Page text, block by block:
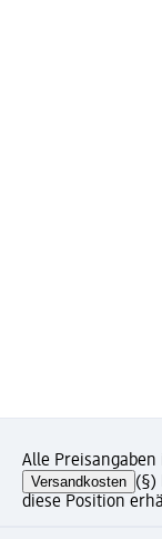
Alle
Versandkosten (§)
diese Position